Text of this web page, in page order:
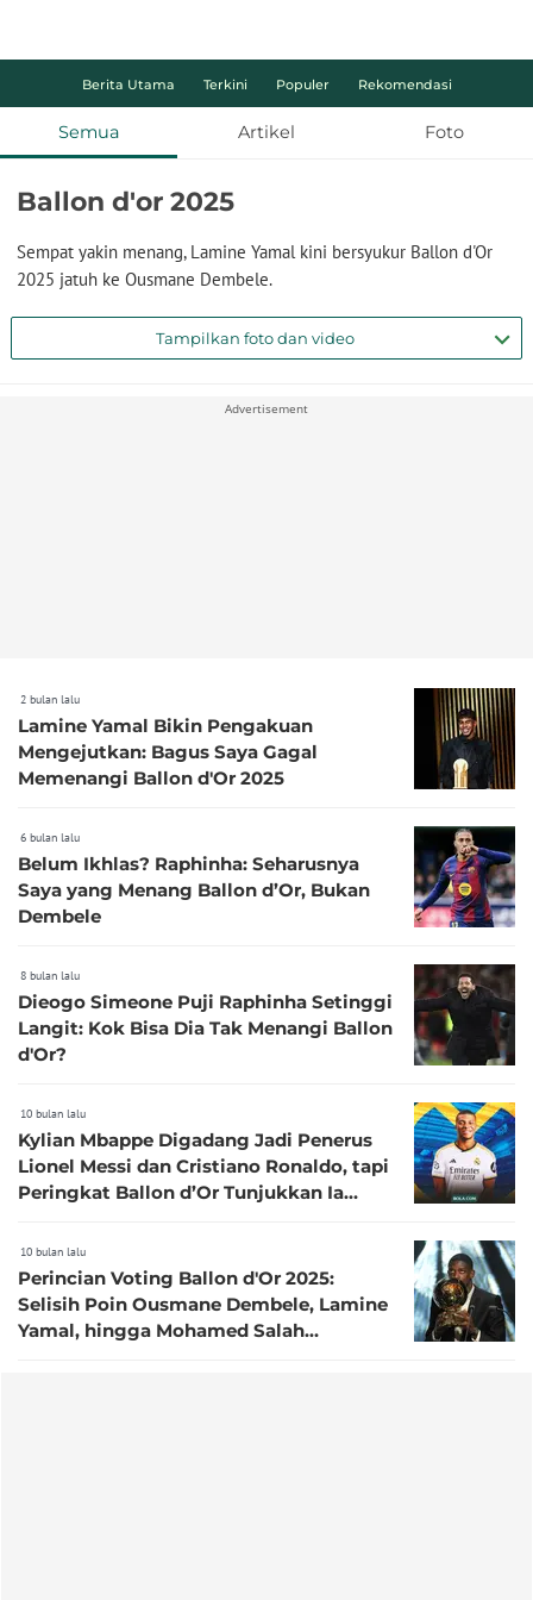
Berita Utama Terkini Populer Rekomendasi
Semua Artikel Foto
Ballon d'or 2025
Sempat yakin menang, Lamine Yamal kini bersyukur Ballon d'Or
2025 jatuh ke Ousmane Dembele.
Tampilkan foto dan video
Advertisement
2 bulan lalu
Lamine Yamal Bikin Pengakuan
Mengejutkan: Bagus Saya Gagal
Memenangi Ballon d'Or 2025
6 bulan lalu
Belum Ikhlas? Raphinha: Seharusnya
Saya yang Menang Ballon d’Or, Bukan
Dembele
8 bulan lalu
Dieogo Simeone Puji Raphinha Setinggi
Langit: Kok Bisa Dia Tak Menangi Ballon
d'Or?
10 bulan lalu
Kylian Mbappe Digadang Jadi Penerus
Lionel Messi dan Cristiano Ronaldo, tapi
Peringkat Ballon d’Or Tunjukkan Ia
10 bulan lalu
Perincian Voting Ballon d'Or 2025:
Selisih Poin Ousmane Dembele, Lamine
Yamal, hingga Mohamed Salah